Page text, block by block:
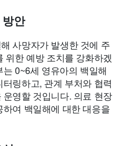
방안
사망자가 발생한 것에 주
위한 예방 조치를 강화하겠
0~6세 영유아의 백일해
링하고, 관계 부처와 협력
영할 것입니다. 의료 현장
여 백일해에 대한 대응을